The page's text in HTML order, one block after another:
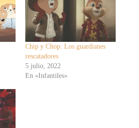
Chip y Chop: Los guardianes
rescatadores
5 julio, 2022
En «Infantiles»